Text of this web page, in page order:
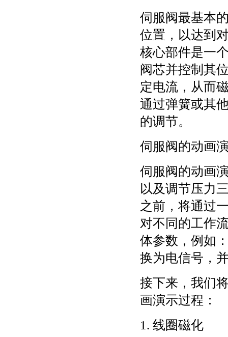
伺服阀最基本
位置，以达到
核心部件是一
阀芯并控制其
定电流，从而
通过弹簧或其
的调节。
伺服阀的动画
伺服阀的动画
以及调节压力
之前，将通过
对不同的工作
体参数，例如
换为电信号，
接下来，我们
画演示过程：
1. 线圈磁化